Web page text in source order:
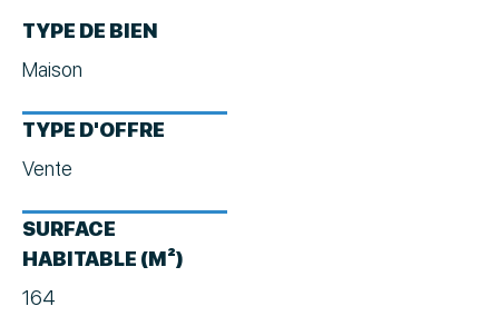
TYPE DE BIEN
Maison
TYPE D'OFFRE
Vente
SURFACE
HABITABLE (M²)
164